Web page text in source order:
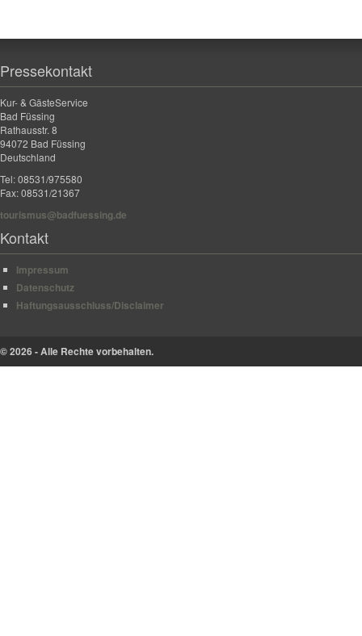
Pressekontakt
Kur- & GästeService
Bad Füssing
Rathausstr. 8
94072 Bad Füssing
Deutschland
Tel: 08531/975580
Fax: 08531/21367
tourismus@badfuessing.de
Kontakt
Impressum
Datenschutz
Haftungsausschluss/Disclaimer
© 2026 - Alle Rechte vorbehalten.